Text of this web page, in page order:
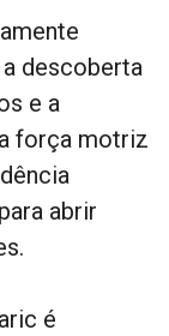
descoberta
e a
força motriz
abrir
é